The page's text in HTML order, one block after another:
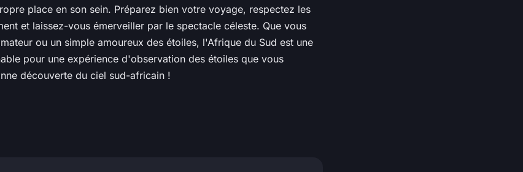
place en son sein. Préparez bien votre voyage, respectez les
et laissez-vous émerveiller par le spectacle céleste. Que vous
ou un simple amoureux des étoiles, l'Afrique du Sud est une
pour une expérience d'observation des étoiles que vous
découverte du ciel sud-africain !